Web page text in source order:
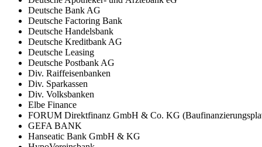
Deutsche Bank AG
Deutsche Factoring Bank
Deutsche Handelsbank
Deutsche Kreditbank AG
Deutsche Leasing
Deutsche Postbank AG
Div. Raiffeisenbanken
Div. Sparkassen
Div. Volksbanken
Elbe Finance
FORUM Direktfinanz GmbH & Co. KG
GEFA BANK
Hanseatic Bank GmbH & KG